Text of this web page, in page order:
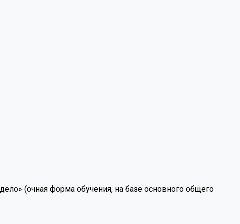
(очная форма обучения, на базе основного общего